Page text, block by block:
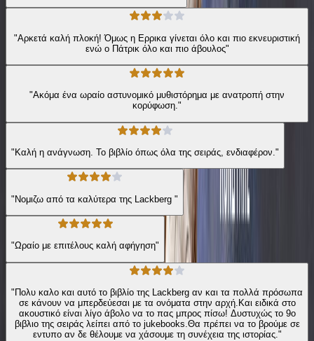
"Αρκετά καλή πλοκή! Όμως η Ερρικα γίνεται όλο και πιο εκνευριστική
ενώ ο Πάτρικ όλο και πιο άβουλος"
"Ακόμα ένα ωραίο αστυνομικό μυθιστόρημα με ανατροπή στην
κορύφωση."
"Καλή η ανάγνωση. Το βιβλίο όπως όλα της σειράς, ενδιαφέρον."
"Νομιζω από τα καλύτερα της Lackberg "
"Ωραίο με επιτέλους καλή αφήγηση"
"Πολυ καλο και αυτό το βιβλίο της Lackberg αν και τα πολλά πρόσωπα
σε κάνουν να μπερδεύεσαι με τα ονόματα στην αρχή.Και ειδικά στο
ακουστικό είναι λίγο άβολο να το πας μπρος πίσω! Δυστυχώς το 9ο
βιβλιο της σειράς λείπει από το jukebooks.Θα πρέπει να το βρούμε σε
εντυπο αν δε θέλουμε να χάσουμε τη συνέχεια της ιστορίας."